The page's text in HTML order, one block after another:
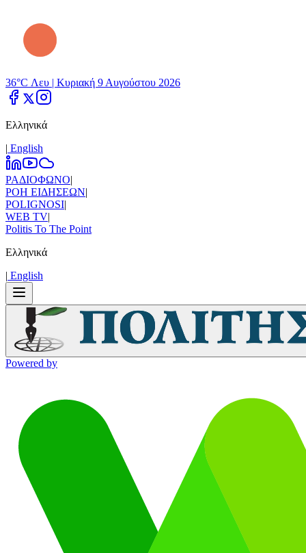
36°C Λευ | Κυριακή 9 Αυγούστου 2026
Ελληνικά
| Εnglish
ΡΑΔΙΟΦΩΝΟ|
ΡΟΗ ΕΙΔΗΣΕΩΝ|
POLIGNOSI|
WEB TV|
Politis To The Point
Ελληνικά
| Εnglish
Powered by